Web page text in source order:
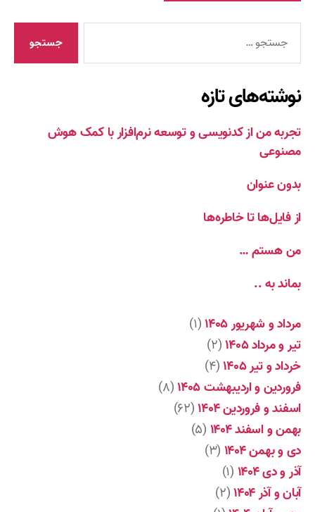
نوشته‌های تازه
تجربه من از کدنویسی و توسعه نرم‌افزار با کمک هوش
مصنوعی
بدون عنوان
از فایل‌ها تا خاطره‌ها
من هستم …
بماند به ..
مرداد و شهریور ۱۴۰۵
(۱)
تیر و مرداد ۱۴۰۵
(۲)
خرداد و تیر ۱۴۰۵
(۴)
فروردین و اردیبهشت ۱۴۰۵
(۸)
اسفند و فروردین ۱۴۰۴
(۶۲)
بهمن و اسفند ۱۴۰۴
(۵)
دی و بهمن ۱۴۰۴
(۳)
آذر و دی ۱۴۰۴
(۱)
آبان و آذر ۱۴۰۴
(۲)